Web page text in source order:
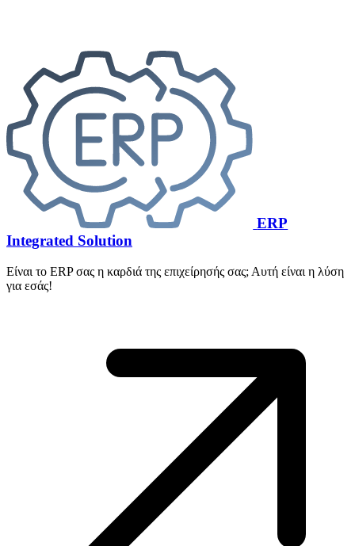
ERP
Integrated Solution
Είναι το ERP σας η καρδιά της επιχείρησής σας; Αυτή είναι η λύση
για εσάς!